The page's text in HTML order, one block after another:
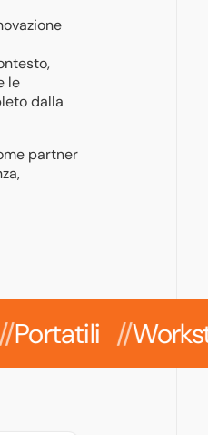
le
dalla
partner
Workstation